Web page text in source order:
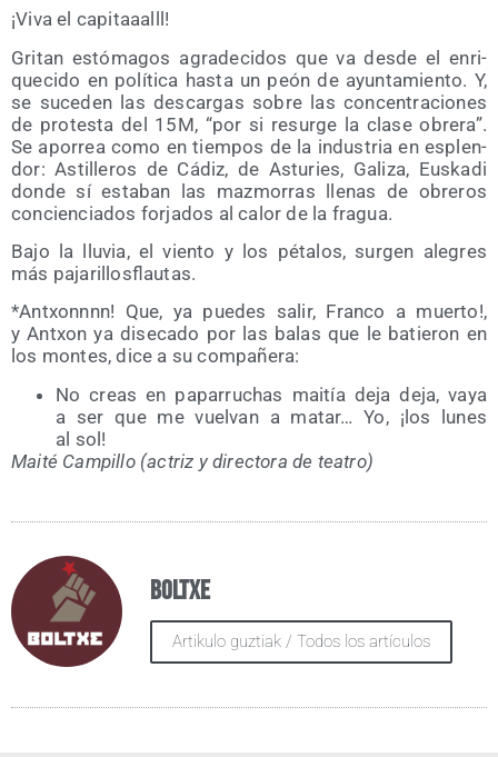
¡Viva el capitaaalll!
Gri­tan estó­ma­gos agra­de­ci­dos que va des­de el enri­
que­ci­do en polí­ti­ca has­ta un peón de ayun­ta­mien­to. Y,
se suce­den las des­car­gas sobre las con­cen­tra­cio­nes
de pro­tes­ta del 15M, “por si resur­ge la cla­se obre­ra”.
Se apo­rrea como en tiem­pos de la indus­tria en esplen­
dor: Asti­lle­ros de Cádiz, de Astu­ries, Gali­za, Eus­ka­di
don­de sí esta­ban las maz­mo­rras lle­nas de obre­ros
con­cien­cia­dos for­ja­dos al calor de la fragua.
Bajo la llu­via, el vien­to y los péta­los, sur­gen ale­gres
más pajarillosflautas.
*Antxonnnn! Que, ya pue­des salir, Fran­co a muer­to!,
y Antxon ya dise­ca­do por las balas que le batie­ron en
los mon­tes, dice a su compañera:
No creas en papa­rru­chas mai­tía deja deja, vaya
a ser que me vuel­van a matar… Yo, ¡los lunes
al sol!
Mai­té Cam­pi­llo (actriz y direc­to­ra de teatro)
Boltxe
Artikulo guztiak / Todos los artículos